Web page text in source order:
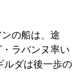
の船は、途
ラバンヌ率い
ルダは後一歩の